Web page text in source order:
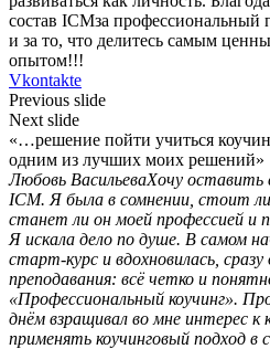
состав ICMза профессиональный
и за то, что делитесь самым
опытом!!!
Vkontakte
Previous slide
Next slide
«…решение пойти учиться
одним из лучших моих решений»
Любовь ВасильеваХочу оставить
ICM. Я была в сомнении, стоит ли
станет ли он моей профессией
Я искала дело по душе. В самом
старт-курс и вдохновилась, сразу
преподавания: всё четко и
«Профессиональный коучинг».
днём взращивал во мне интерес к
применять коучинговый подход в